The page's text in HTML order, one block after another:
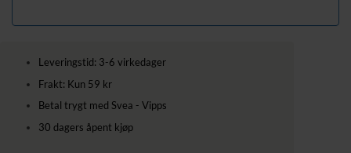
Leveringstid: 3-6 virkedager
Frakt: Kun 59 kr
Betal trygt med Svea - Vipps
30 dagers åpent kjøp